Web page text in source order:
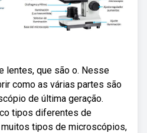
lentes, que são o. Nesse
como as várias partes são
de última geração.
tipos diferentes de
tipos de microscópios,